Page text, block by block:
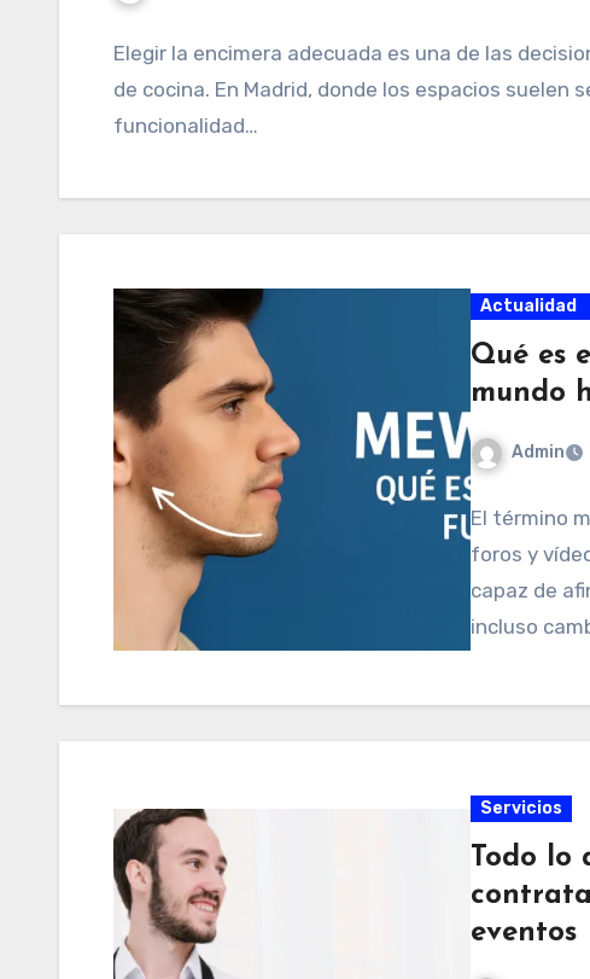
Elegir la encimera adecuada es una de las
de cocina. En Madrid, donde los espacios suelen
funcionalidad…
Actualidad
Qué es
mundo
Admin
El término
foros y
capaz de
incluso
Servicios
Todo lo
eventos